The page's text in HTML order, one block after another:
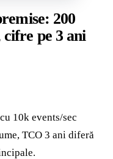
200
cifre pe 3 ani
10k events/sec
TCO 3 ani diferă